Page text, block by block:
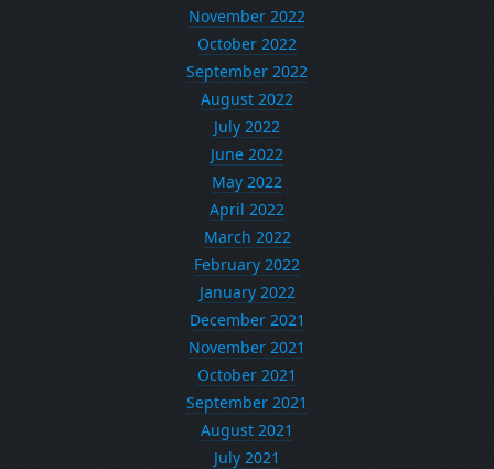
November 2022
October 2022
September 2022
August 2022
July 2022
June 2022
May 2022
April 2022
March 2022
February 2022
January 2022
December 2021
November 2021
October 2021
September 2021
August 2021
July 2021